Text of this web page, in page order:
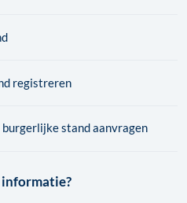
registreren
stand aanvragen
informatie?